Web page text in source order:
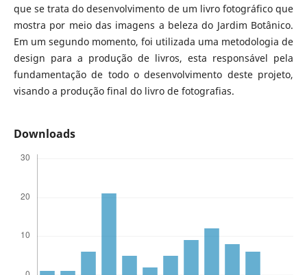
que se trata do desenvolvimento de um livro fotográfico que
mostra por meio das imagens a beleza do Jardim Botânico.
Em um segundo momento, foi utilizada uma metodologia de
design para a produção de livros, esta responsável pela
fundamentação de todo o desenvolvimento deste projeto,
visando a produção final do livro de fotografias.
Downloads